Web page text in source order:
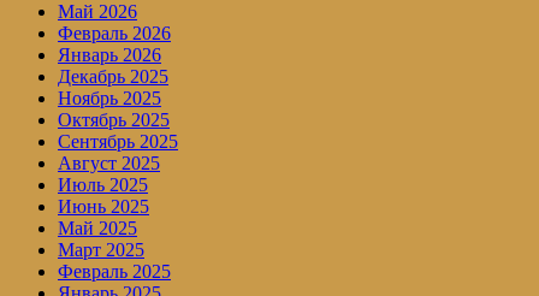
Май 2026
Февраль 2026
Январь 2026
Декабрь 2025
Ноябрь 2025
Октябрь 2025
Сентябрь 2025
Август 2025
Июль 2025
Июнь 2025
Май 2025
Март 2025
Февраль 2025